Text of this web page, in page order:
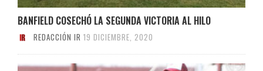
BANFIELD COSECHÓ LA SEGUNDA VICTORIA AL HILO
REDACCIÓN IR 19 DICIEMBRE, 2020